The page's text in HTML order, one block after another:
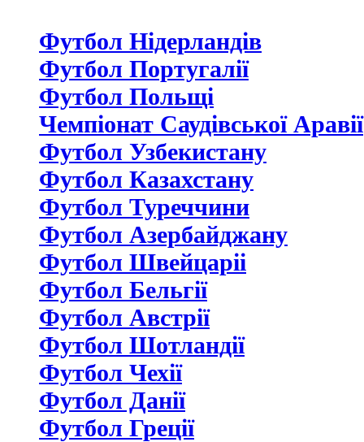
Футбол Нідерландiв
Футбол Португалії
Футбол Польщі
Чемпіонат Саудівської Аравії
Футбол Узбекистану
Футбол Казахстану
Футбол Туреччини
Футбол Азербайджану
Футбол Швейцаріі
Футбол Бельгії
Футбол Австрії
Футбол Шотландії
Футбол Чехії
Футбол Данії
Футбол Греції